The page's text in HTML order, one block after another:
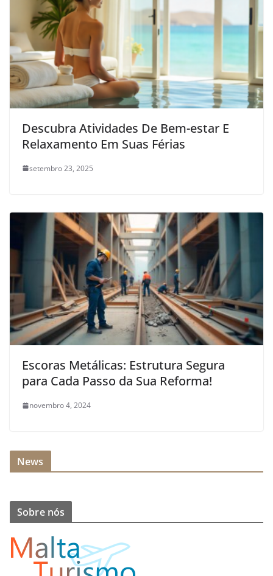
Descubra Atividades De Bem-estar E
Relaxamento Em Suas Férias
setembro 23, 2025
Escoras Metálicas: Estrutura Segura
para Cada Passo da Sua Reforma!
novembro 4, 2024
News
Sobre nós